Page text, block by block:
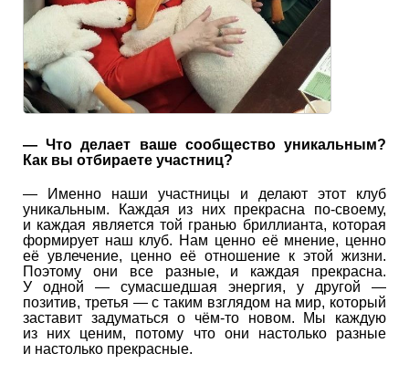
— Что делает ваше сообщество уникальным?
Как вы отбираете участниц?
— Именно наши участницы и делают этот клуб
уникальным. Каждая из них прекрасна по-своему,
и каждая является той гранью бриллианта, которая
формирует наш клуб. Нам ценно её мнение, ценно
её увлечение, ценно её отношение к этой жизни.
Поэтому они все разные, и каждая прекрасна.
У одной — сумасшедшая энергия, у другой —
позитив, третья — с таким взглядом на мир, который
заставит задуматься о чём-то новом. Мы каждую
из них ценим, потому что они настолько разные
и настолько прекрасные.